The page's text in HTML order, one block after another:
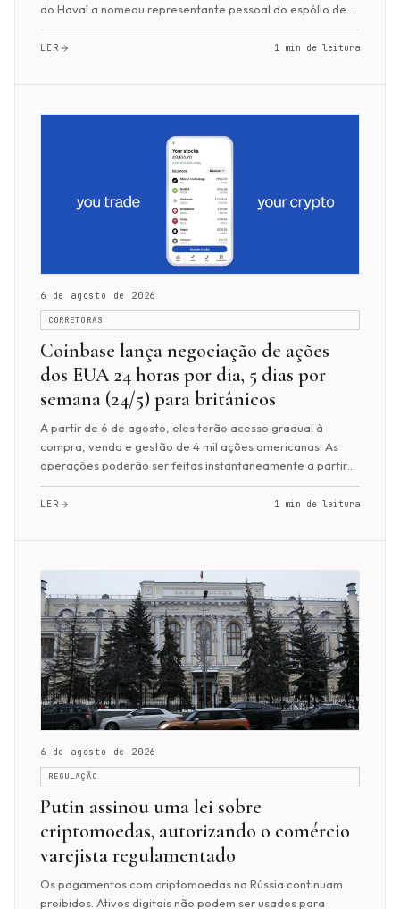
do Havaí a nomeou representante pessoal do espólio de
Nathan Allman. Duas semanas depois,...
LER 1 min de leitura
6 de agosto de 2026
CORRETORAS
Coinbase lança negociação de ações
dos EUA 24 horas por dia, 5 dias por
semana (24/5) para britânicos
A partir de 6 de agosto, eles terão acesso gradual à
compra, venda e gestão de 4 mil ações americanas. As
operações poderão ser feitas instantaneamente a partir
de 1 libra esterlina (US$ 1,35). O prod...
LER 1 min de leitura
6 de agosto de 2026
REGULAÇÃO
Putin assinou uma lei sobre
criptomoedas, autorizando o comércio
varejista regulamentado
Os pagamentos com criptomoedas na Rússia continuam
proibidos. Ativos digitais não podem ser usados para